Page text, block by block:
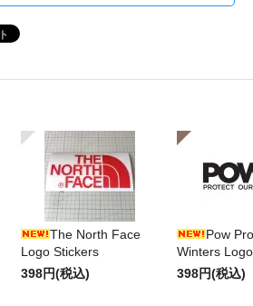
The North Face
Logo Stickers
398円(税込)
Pow
Winters
398円(税込)